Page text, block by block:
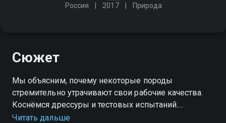
Россия 2017 Природа
Сюжет
Мы объясним, почему некоторые породы
стремительно утрачивают свои рабочие качества.
Коснёмся дрессуры и тестовых испытаний.
Эксперты-кинологи дадут чёткую инструкцию, как
Читать дальше